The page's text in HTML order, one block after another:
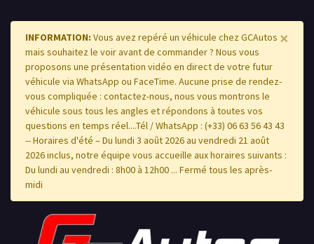
INFORMATION: Vous avez repéré un véhicule chez GCAutos
mais souhaitez le voir avant de commander ? Nous vous
proposons une présentation vidéo en direct de votre futur
véhicule via WhatsApp ou FaceTime. Aucune prise de rendez-
vous compliquée : contactez-nous, nous vous montrons le
véhicule sous tous les angles et répondons à toutes vos
questions en temps réel....Tél / WhatsApp : (+33) 06 63 56 43 43
-- Horaires d'été – Du lundi 3 août 2026 au vendredi 21 août
2026 inclus, notre équipe vous accueille aux horaires suivants :
Du lundi au vendredi : 8h00 à 12h00 ... Fermé tous les après-
midi
×